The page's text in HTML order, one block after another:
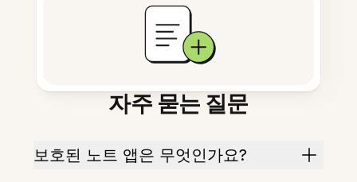
자주 묻는 질문
보호된 노트 앱은 무엇인가요?